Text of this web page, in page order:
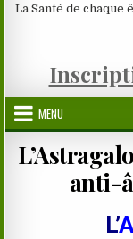
La Santé de
MENU
anti-
L’